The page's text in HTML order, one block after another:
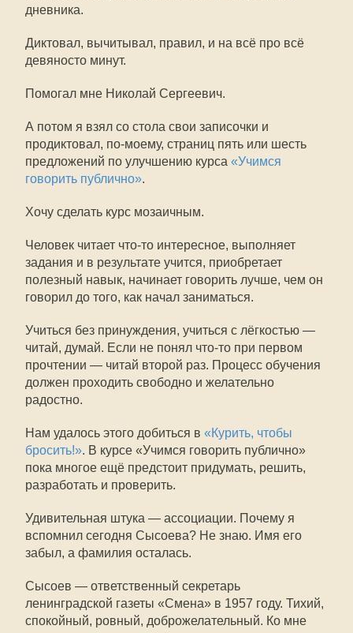
дневника.
Диктовал, вычитывал, правил, и на всё про всё
девяносто минут.
Помогал мне Николай Сергеевич.
А потом я взял со стола свои записочки и
продиктовал, по-моему, страниц пять или шесть
предложений по улучшению курса «Учимся
говорить публично».
Хочу сделать курс мозаичным.
Человек читает что-то интересное, выполняет
задания и в результате учится, приобретает
полезный навык, начинает говорить лучше, чем он
говорил до того, как начал заниматься.
Учиться без принуждения, учиться с лёгкостью —
читай, думай. Если не понял что-то при первом
прочтении — читай второй раз. Процесс обучения
должен проходить свободно и желательно
радостно.
Нам удалось этого добиться в «Курить, чтобы
бросить!». В курсе «Учимся говорить публично»
пока многое ещё предстоит придумать, решить,
разработать и проверить.
Удивительная штука — ассоциации. Почему я
вспомнил сегодня Сысоева? Не знаю. Имя его
забыл, а фамилия осталась.
Сысоев — ответственный секретарь
ленинградской газеты «Смена» в 1957 году. Тихий,
спокойный, ровный, доброжелательный. Ко мне